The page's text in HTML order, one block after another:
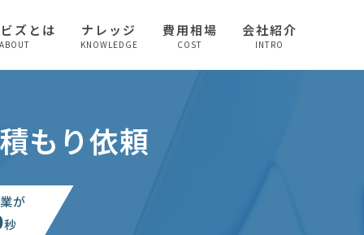
ズとは ナレッジ
KNOWLEDGE
費用相場
COST
会社紹介
INTRO
もり依頼
が
秒